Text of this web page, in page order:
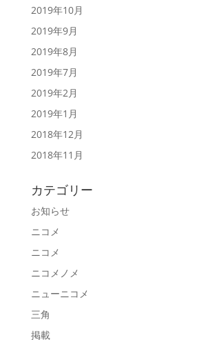
2019年10月
2019年9月
2019年8月
2019年7月
2019年2月
2019年1月
2018年12月
2018年11月
カテゴリー
お知らせ
ニコメ
ニコメ
ニコメノメ
ニューニコメ
三角
掲載